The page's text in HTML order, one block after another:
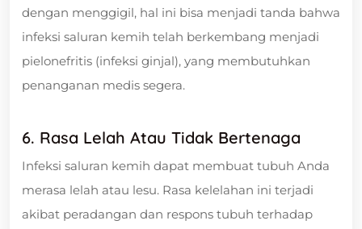
dengan menggigil, hal ini bisa menjadi tanda bahwa
infeksi saluran kemih telah berkembang menjadi
pielonefritis (infeksi ginjal), yang membutuhkan
penanganan medis segera.
6. Rasa Lelah Atau Tidak Bertenaga
Infeksi saluran kemih dapat membuat tubuh Anda
merasa lelah atau lesu. Rasa kelelahan ini terjadi
akibat peradangan dan respons tubuh terhadap